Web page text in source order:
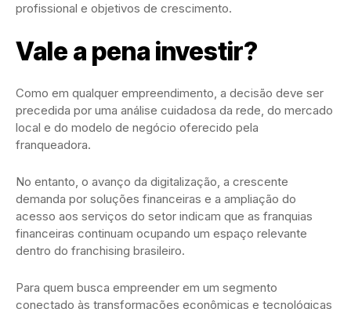
profissional e objetivos de crescimento.
Vale a pena investir?
Como em qualquer empreendimento, a decisão deve ser
precedida por uma análise cuidadosa da rede, do mercado
local e do modelo de negócio oferecido pela
franqueadora.
No entanto, o avanço da digitalização, a crescente
demanda por soluções financeiras e a ampliação do
acesso aos serviços do setor indicam que as franquias
financeiras continuam ocupando um espaço relevante
dentro do franchising brasileiro.
Para quem busca empreender em um segmento
conectado às transformações econômicas e tecnológicas